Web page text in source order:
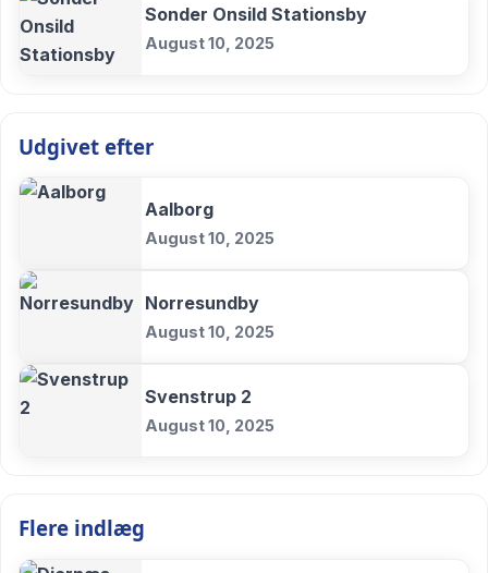
Sonder Onsild Stationsby
August 10, 2025
Udgivet efter
Aalborg
August 10, 2025
Norresundby
August 10, 2025
Svenstrup 2
August 10, 2025
Flere indlæg